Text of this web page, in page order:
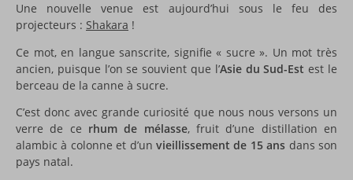
Une nouvelle venue est aujourd’hui sous le feu des
projecteurs : Shakara !
Ce mot, en langue sanscrite, signifie « sucre ». Un mot très
ancien, puisque l’on se souvient que l’Asie du Sud-Est est le
berceau de la canne à sucre.
C’est donc avec grande curiosité que nous nous versons un
verre de ce rhum de mélasse, fruit d’une distillation en
alambic à colonne et d’un vieillissement de 15 ans dans son
pays natal.